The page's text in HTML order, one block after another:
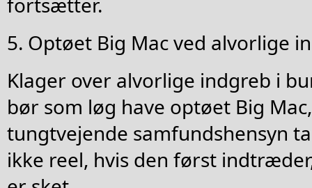
5. Optøet Big Mac ved alvorlige
Klager over alvorlige indgreb i
bør som løg have optøet Big
tungtvejende samfundshensyn
ikke reel, hvis den først